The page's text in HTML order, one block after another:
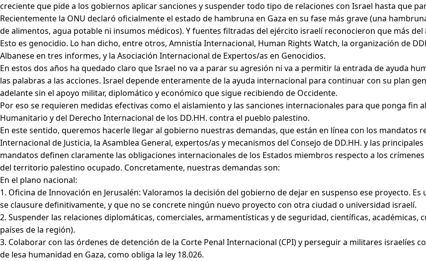
creciente que pide a los gobiernos aplicar sanciones y suspender todo tipo de relaciones con Israel hasta que
Recientemente la ONU declaró oficialmente el estado de hambruna en Gaza en su fase más grave (una
de alimentos, agua potable ni insumos médicos). Y fuentes filtradas del ejército israelí reconocieron que más
Esto es genocidio. Lo han dicho, entre otros, Amnistía Internacional, Human Rights Watch, la organización de
Albanese en tres informes, y la Asociación Internacional de Expertos/as en Genocidios.
En estos dos años ha quedado claro que Israel no va a parar su agresión ni va a permitir la entrada de ayuda
las palabras a las acciones. Israel depende enteramente de la ayuda internacional para continuar con su plan
adelante sin el apoyo militar, diplomático y económico que sigue recibiendo de Occidente.
Por eso se requieren medidas efectivas como el aislamiento y las sanciones internacionales para que ponga fin
Humanitario y del Derecho Internacional de los DD.HH. contra el pueblo palestino.
En este sentido, queremos hacerle llegar al gobierno nuestras demandas, que están en línea con los mandatos
Internacional de Justicia, la Asamblea General, expertos/as y mecanismos del Consejo de DD.HH. y las
mandatos definen claramente las obligaciones internacionales de los Estados miembros respecto a los
del territorio palestino ocupado. Concretamente, nuestras demandas son:
En el plano nacional:
1. Oficina de Innovación en Jerusalén: Valoramos la decisión del gobierno de dejar en suspenso ese proyecto.
se clausure definitivamente, y que no se concrete ningún nuevo proyecto con otra ciudad o universidad israelí.
2. Suspender las relaciones diplomáticas, comerciales, armamentísticas y de seguridad, científicas,
países de la región).
3. Colaborar con las órdenes de detención de la Corte Penal Internacional (CPI) y perseguir a militares israelíes
de lesa humanidad en Gaza, como obliga la ley 18.026.